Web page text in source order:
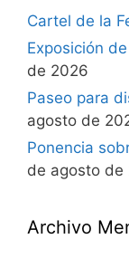
Cartel de la
Exposición
de 2026
Paseo para
agosto de
Ponencia
de agosto de
Archivo